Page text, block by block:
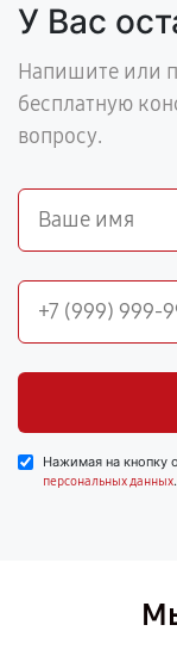
У Вас
Напишите или
бесплатную
вопросу.
Нажимая на кнопку
персональных данных.